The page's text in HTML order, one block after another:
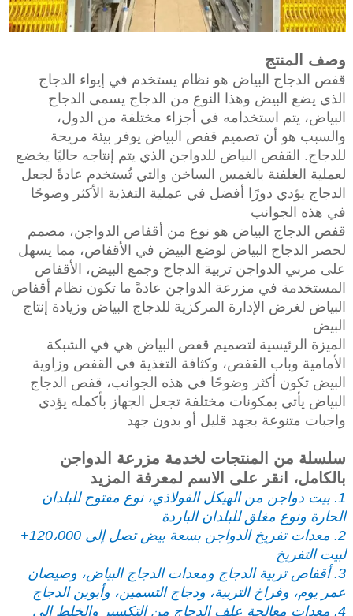
وصف المنتج
قفص الدجاج البياض هو نظام يستخدم في إيواء الدجاج
الذي يضع البيض وهذا النوع من الدجاج يسمى الدجاج
البياض، يتم استخدامه في أجزاء مختلفة من الدول،
والسبب هو أن تصميم قفص البياض يوفر بيئة مريحة
للدجاج. القفص البياض للدواجن الذي يتم إنتاجه حاليًا يخضع
لعملية الغلفنة بالغمس الساخن والتي تُستخدم عادةً لجعل
الدجاج يؤدي دورًا أفضل في عملية التغذية الأكثر وضوحًا
في هذه الجوانب
قفص الدجاج البياض هو نوع من أقفاص الدواجن، مصمم
لحصر الدجاج البياض لوضع البيض في الأقفاص، مما يسهل
على مربي الدواجن تربية الدجاج وجمع البيض، الأقفاص
المستخدمة في مزرعة الدواجن عادةً ما تكون نظام أقفاص
البياض لغرض الإدارة المركزية للدجاج البياض وزيادة إنتاج
البيض
الميزة الرئيسية لتصميم قفص البياض هي في الشبكة
الأمامية وباب القفص، وكثافة التغذية في القفص وزاوية
البيض تكون أكثر وضوحًا في هذه الجوانب، قفص الدجاج
البياض يأتي بمكونات مختلفة تجعل الجهاز بأكمله يؤدي
واجبات متنوعة بجهد قليل أو بدون جهد
سلسلة من المنتجات لخدمة مزرعة الدواجن
بالكامل، انقر على الاسم لمعرفة المزيد
1. بيت دواجن من الهيكل الفولاذي، نوع مفتوح للبلدان
الحارة ونوع مغلق للبلدان الباردة
2. معدات تفريخ الدواجن بسعة بيض تصل إلى 120،000+
لبيت التفريخ
3. أقفاص تربية الدجاج ومعدات الدجاج البياض، وصيصان
عمر يوم، وفراخ التربية، ودجاج التسمين، وأبوين الدجاج
4. معدات معالجة علف الدجاج من التكسير والخلط إلى